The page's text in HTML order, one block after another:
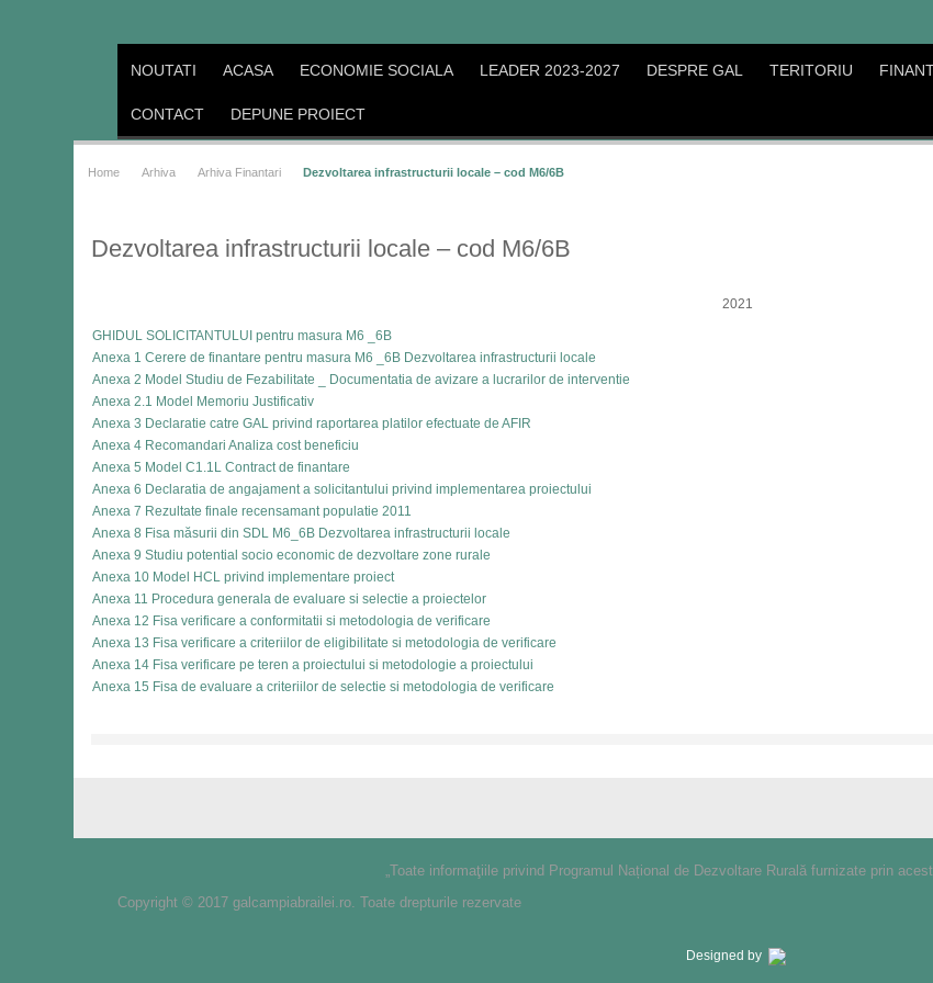
NOUTATI ACASA ECONOMIE SOCIALA LEADER 2023-2027 DESPRE GAL TERITORIU
CONTACT DEPUNE PROIECT
Home Arhiva Arhiva Finantari Dezvoltarea infrastructurii locale – cod M6/6B
Dezvoltarea infrastructurii locale – cod M6/6B
2021
GHIDUL SOLICITANTULUI pentru masura M6 _6B
Anexa 1 Cerere de finantare pentru masura M6 _6B Dezvoltarea infrastructurii locale
Anexa 2 Model Studiu de Fezabilitate _ Documentatia de avizare a lucrarilor de interventie
Anexa 2.1 Model Memoriu Justificativ
Anexa 3 Declaratie catre GAL privind raportarea platilor efectuate de AFIR
Anexa 4 Recomandari Analiza cost beneficiu
Anexa 5 Model C1.1L Contract de finantare
Anexa 6 Declaratia de angajament a solicitantului privind implementarea proiectului
Anexa 7 Rezultate finale recensamant populatie 2011
Anexa 8 Fisa măsurii din SDL M6_6B Dezvoltarea infrastructurii locale
Anexa 9 Studiu potential socio economic de dezvoltare zone rurale
Anexa 10 Model HCL privind implementare proiect
Anexa 11 Procedura generala de evaluare si selectie a proiectelor
Anexa 12 Fisa verificare a conformitatii si metodologia de verificare
Anexa 13 Fisa verificare a criteriilor de eligibilitate si metodologia de verificare
Anexa 14 Fisa verificare pe teren a proiectului si metodologie a proiectului
Anexa 15 Fisa de evaluare a criteriilor de selectie si metodologia de verificare
„Toate informaţiile privind Programul Național de Dezvoltare Rurală furnizate prin
Copyright © 2017 galcampiabrailei.ro. Toate drepturile rezervate
Designed by